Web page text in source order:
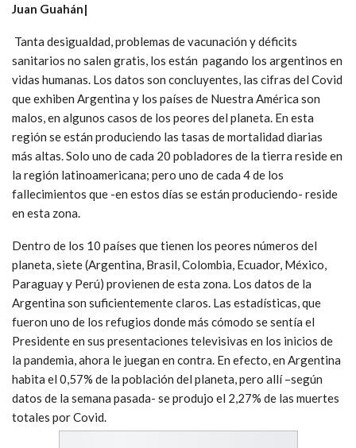
Juan Guahán|
Tanta desigualdad, problemas de vacunación y déficits
sanitarios no salen gratis, los están pagando los argentinos en
vidas humanas. Los datos son concluyentes, las cifras del Covid
que exhiben Argentina y los países de Nuestra América son
malos, en algunos casos de los peores del planeta. En esta
región se están produciendo las tasas de mortalidad diarias
más altas. Solo uno de cada 20 pobladores de la tierra reside en
la región latinoamericana; pero uno de cada 4 de los
fallecimientos que -en estos días se están produciendo- reside
en esta zona.
Dentro de los 10 países que tienen los peores números del
planeta, siete (Argentina, Brasil, Colombia, Ecuador, México,
Paraguay y Perú) provienen de esta zona. Los datos de la
Argentina son suficientemente claros. Las estadísticas, que
fueron uno de los refugios donde más cómodo se sentía el
Presidente en sus presentaciones televisivas en los inicios de
la pandemia, ahora le juegan en contra. En efecto, en Argentina
habita el 0,57% de la población del planeta, pero allí –según
datos de la semana pasada- se produjo el 2,27% de las muertes
totales por Covid.